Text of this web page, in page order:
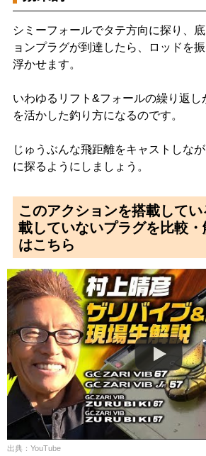
シミーフォールでタテ方向に探り、
ョンプラグが到達したら、ロッドを
浮かせます。
いわゆるリフト&フォールの繰り返
を活かした釣り方になるのです。
じゅうぶんな飛距離をキャストしな
に探るようにしましょう。
このアクションを搭載して
載していないプラグを比較
はこちら
出典：YouTube